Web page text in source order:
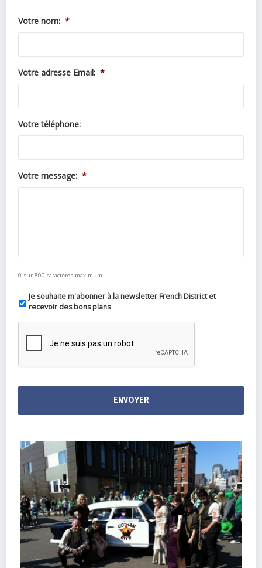
Votre nom: *
Votre adresse Email: *
Votre téléphone:
Votre message: *
0 sur 800 caractères maximum
Je souhaite m'abonner à la newsletter French District et
recevoir des bons plans